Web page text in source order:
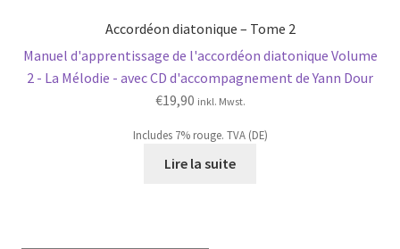
Accordéon diatonique – Tome 2
Manuel d'apprentissage de l'accordéon diatonique Volume
2 - La Mélodie - avec CD d'accompagnement de Yann Dour
€19,90 inkl. Mwst.
Includes 7% rouge. TVA (DE)
Lire la suite